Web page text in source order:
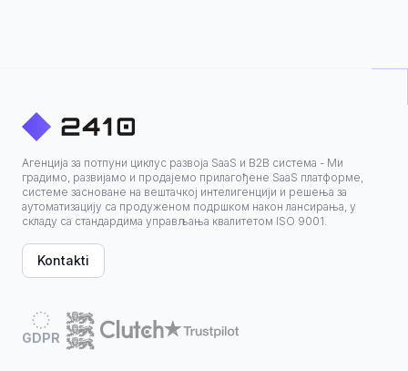
Агенција за потпуни циклус развоја SaaS и B2B система - Ми
градимо, развијамо и продајемо прилагођене SaaS платформе,
системе засноване на вештачкој интелигенцији и решења за
аутоматизацију са продуженом подршком након лансирања, у
складу са стандардима управљања квалитетом ISO 9001.
Kontakti
GDPR